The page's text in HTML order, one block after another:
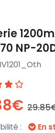
NP-
: En